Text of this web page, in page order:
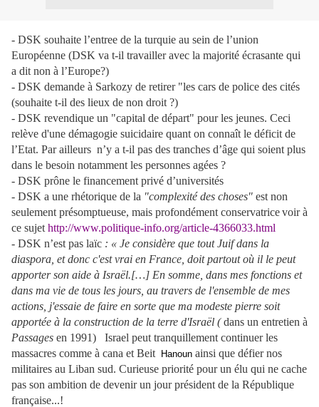
- DSK souhaite l’entree de la turquie au sein de l’union
Européenne (DSK va t-il travailler avec la majorité écrasante qui
a dit non à l’Europe?)
- DSK demande à Sarkozy de retirer "les cars de police des cités
(souhaite t-il des lieux de non droit ?)
- DSK revendique un "capital de départ" pour les jeunes. Ceci
relève d'une démagogie suicidaire quant on connaît le déficit de
l’Etat. Par ailleurs n’y a t-il pas des tranches d’âge qui soient plus
dans le besoin notamment les personnes agées ?
- DSK prône le financement privé d’universités
- DSK a une rhétorique de la "complexité des choses" est non
seulement présomptueuse, mais profondément conservatricevoir à
ce sujet http://www.politique-info.org/article-4366033.html
- DSK n’est pas laïc : « Je considère que tout Juif dans la
diaspora, et donc c'est vrai en France, doit partout où il le peut
apporter son aide à Israël.[…] En somme, dans mes fonctions et
dans ma vie de tous les jours, au travers de l'ensemble de mes
actions, j'essaie de faire en sorte que ma modeste pierre soit
apportée à la construction de la terre d'Israël (dans un entretien à
Passages en 1991)
Israel peut tranquillement continuer les
massacres comme à cana et Beit
Hanoun ainsi que défier nos
militaires au Liban sud. Curieuse priorité pour un élu qui ne cache
pas son ambition de devenir un jour président de la République
française...!